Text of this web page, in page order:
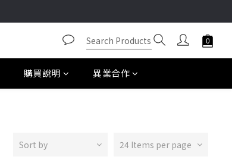
購買說明 異業合作
Sort by 24 Items per page